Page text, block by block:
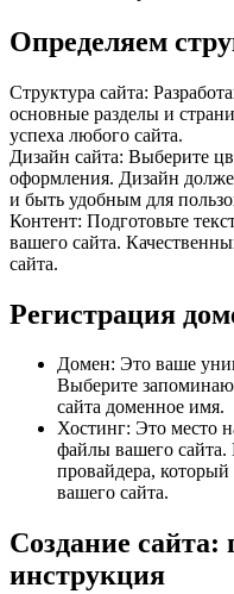
Определяем
Структура сайта:
основные разделы и
успеха любого сайта.
Дизайн сайта: Выберите
оформления. Дизайн
и быть удобным для
Контент: Подготовьте
вашего сайта.
сайта.
Регистрация
Домен: Это ваше
Выберите
сайта доменное имя.
Хостинг: Это место
файлы вашего сайта.
провайдера,
вашего сайта.
Создание сайта:
инструкция